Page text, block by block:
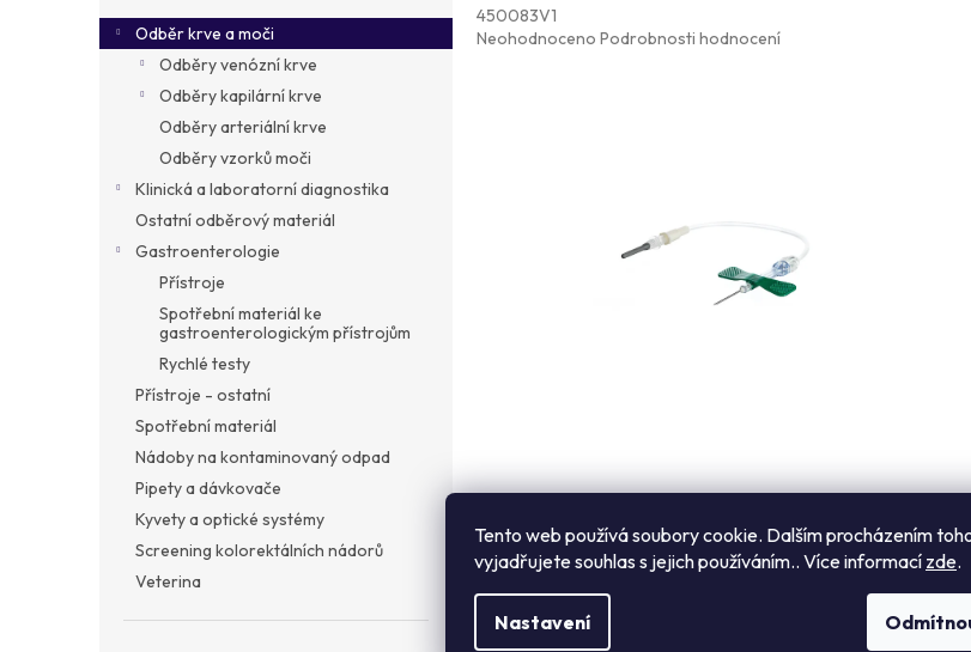
Tento web používá soubory cookie. Dalším procházením
vyjadřujete souhlas s jejich používáním.. Více informací zde.
Nastavení
r
a
Odběr krve a moči
Odběry venózní krve
Odběry kapilární krve
Odběry arteriální krve
Odběry vzorků moči
Klinická a laboratorní diagnostika
Ostatní odběrový materiál
Gastroenterologie
Přístroje
Spotřební materiál ke
gastroenterologickým přístrojům
Rychlé testy
Přístroje - ostatní
Spotřební materiál
Nádoby na kontaminovaný odpad
Pipety a dávkovače
Kyvety a optické systémy
Screening kolorektálních nádorů
Veterina
450083V1
Průměrné
Neohodnoceno Podrobnosti hodnocení
Popis Návod k použití Hodnocení Diskuze
Detailní popis produktu